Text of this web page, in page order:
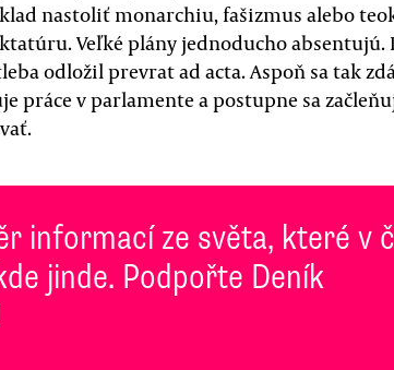
nastoliť monarchiu, fašizmus alebo
Veľké plány jednoducho absentujú.
odložil prevrat ad acta. Aspoň sa tak
práce v parlamente a postupne sa
informací ze světa, které v
jinde. Podpořte Deník